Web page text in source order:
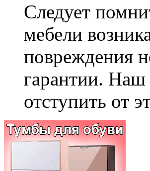
Следует
мебели
повреждения
гарантии. Наш
отступить от